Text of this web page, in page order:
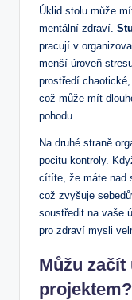
Úklid ‍stolu​ může
mentální zdraví.
pracují v
menší úroveň
prostředí
což může mít
pohodu.
Na druhé straně
pocitu kontroly.
cítíte, že máte nad
což zvyšuje
soustředit na vaše
pro zdraví​ mysli
Můžu
projektem?